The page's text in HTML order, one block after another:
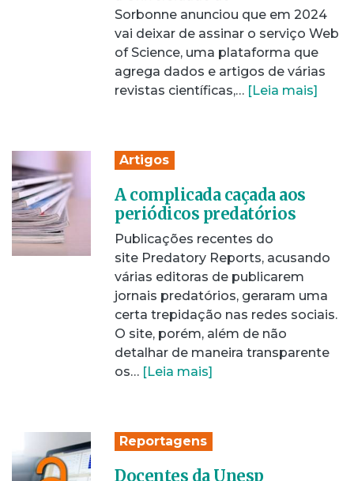
Sorbonne anunciou que em 2024
vai deixar de assinar o serviço Web
of Science, uma plataforma que
agrega dados e artigos de várias
revistas científicas,… [Leia mais]
Artigos
A complicada caçada aos
periódicos predatórios
Publicações recentes do
site Predatory Reports, acusando
várias editoras de publicarem
jornais predatórios, geraram uma
certa trepidação nas redes sociais.
O site, porém, além de não
detalhar de maneira transparente
os… [Leia mais]
Reportagens
Docentes da Unesp